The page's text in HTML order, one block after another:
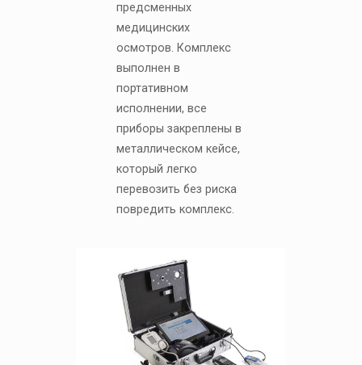
предсменных
медицинских
осмотров. Комплекс
выполнен в
портативном
исполнении, все
приборы закреплены в
металлическом кейсе,
который легко
перевозить без риска
повредить комплекс.